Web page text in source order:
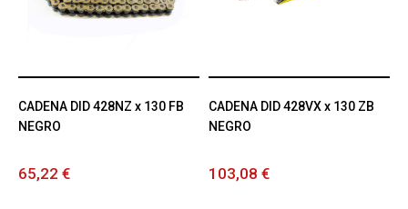
CADENA DID 428NZ x 130 FB
NEGRO
65,22 €
CADENA DID 428VX x 130 ZB
NEGRO
103,08 €